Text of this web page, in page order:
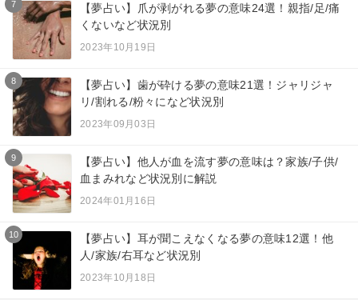
7
【夢占い】爪が剥がれる夢の意味24選！親指/足/痛
くないなど状況別
2023年10月19日
8
【夢占い】歯が砕ける夢の意味21選！ジャリジャ
リ/割れる/粉々になど状況別
2023年09月03日
9
【夢占い】他人が血を流す夢の意味は？家族/子供/
血まみれなど状況別に解説
2024年01月16日
10
【夢占い】耳が聞こえなくなる夢の意味12選！他
人/家族/右耳など状況別
2023年10月18日